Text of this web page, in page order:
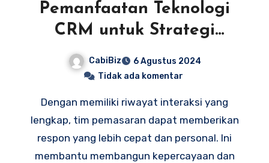
Pemanfaatan Teknologi
CRM untuk Strategi
CabiBiz
6 Agustus 2024
Tidak ada komentar
Dengan memiliki riwayat interaksi yang
lengkap, tim pemasaran dapat memberikan
respon yang lebih cepat dan personal. Ini
membantu membangun kepercayaan dan